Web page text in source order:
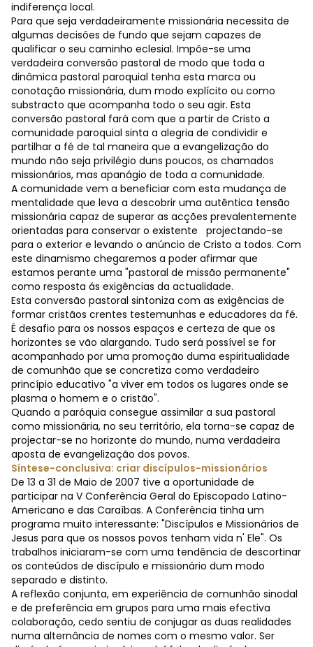
indiferença local.
Para que seja verdadeiramente missionária necessita de
algumas decisões de fundo que sejam capazes de
qualificar o seu caminho eclesial. Impõe-se uma
verdadeira conversão pastoral de modo que toda a
dinâmica pastoral paroquial tenha esta marca ou
conotação missionária, dum modo explícito ou como
substracto que acompanha todo o seu agir. Esta
conversão pastoral fará com que a partir de Cristo a
comunidade paroquial sinta a alegria de condividir e
partilhar a fé de tal maneira que a evangelização do
mundo não seja privilégio duns poucos, os chamados
missionários, mas apanágio de toda a comunidade.
A comunidade vem a beneficiar com esta mudança de
mentalidade que leva a descobrir uma autêntica tensão
missionária capaz de superar as acções prevalentemente
orientadas para conservar o existente projectando-se
para o exterior e levando o anúncio de Cristo a todos. Com
este dinamismo chegaremos a poder afirmar que
estamos perante uma "pastoral de missão permanente"
como resposta ás exigências da actualidade.
Esta conversão pastoral sintoniza com as exigências de
formar cristãos crentes testemunhas e educadores da fé.
É desafio para os nossos espaços e certeza de que os
horizontes se vão alargando. Tudo será possível se for
acompanhado por uma promoção duma espiritualidade
de comunhão que se concretiza como verdadeiro
princípio educativo "a viver em todos os lugares onde se
plasma o homem e o cristão".
Quando a paróquia consegue assimilar a sua pastoral
como missionária, no seu território, ela torna-se capaz de
projectar-se no horizonte do mundo, numa verdadeira
aposta de evangelização dos povos.
Síntese-conclusiva: criar discípulos-missionários
De 13 a 31 de Maio de 2007 tive a oportunidade de
participar na V Conferência Geral do Episcopado Latino-
Americano e das Caraíbas. A Conferência tinha um
programa muito interessante: "Discípulos e Missionários de
Jesus para que os nossos povos tenham vida n' Ele". Os
trabalhos iniciaram-se com uma tendência de descortinar
os conteúdos de discípulo e missionário dum modo
separado e distinto.
A reflexão conjunta, em experiência de comunhão sinodal
e de preferência em grupos para uma mais efectiva
colaboração, cedo sentiu de conjugar as duas realidades
numa alternância de nomes com o mesmo valor. Ser